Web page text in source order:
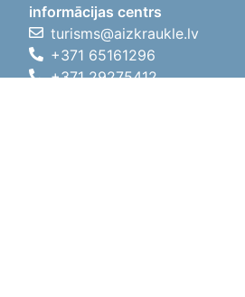
informācijas centrs
turisms@aizkraukle.lv
+371 65161296
+371 29275412